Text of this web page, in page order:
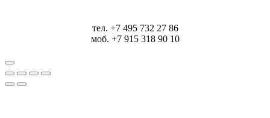
тел. +7 495 732 27 86
моб. +7 915 318 90 10